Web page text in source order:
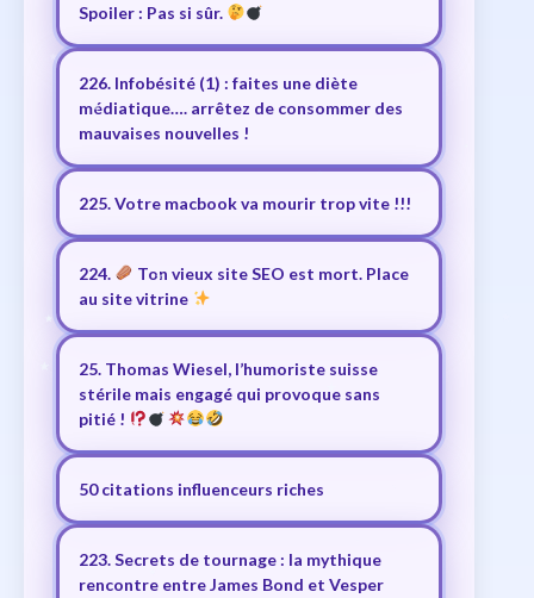
Spoiler : Pas si sûr.
226. Infobésité (1) : faites une diète
médiatique…. arrêtez de consommer des
mauvaises nouvelles !
225. Votre macbook va mourir trop vite !!!
224.
Ton vieux site SEO est mort. Place
au site vitrine
25. Thomas Wiesel, l’humoriste suisse
stérile mais engagé qui provoque sans
pitié !
50 citations influenceurs riches
223. Secrets de tournage : la mythique
rencontre entre James Bond et Vesper